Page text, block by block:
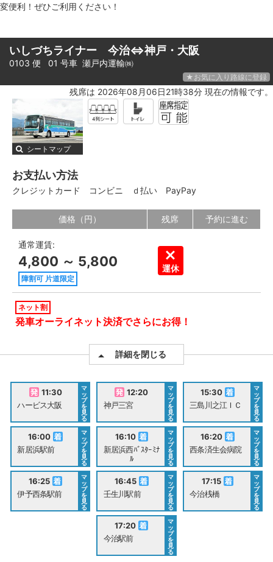
変便利！ぜひご利用ください！
いしづちライナー 今治⇔神戸・大阪
0103 便 01 号車 瀬戸内運輸㈱
★お気に入り路線に登録
残席は 2026年08月06日21時38分 現在の情報です。
シートマップ
お支払い方法
クレジットカード コンビニ ｄ払い PayPay
価格（円） 残席 予約に進む
通常運賃:
4,800 ～ 5,800
障割可 片道限定
運休
ネット割
発車オーライネット決済でさらにお得！
詳細を閉じる
11:30
ハービス大阪
マ
ッ
プ
を
見
る
12:20
神戸三宮
マ
ッ
プ
を
見
る
15:30
三島川之江ＩＣ
マ
ッ
プ
を
見
る
16:00
新居浜駅前
マ
ッ
プ
を
見
る
16:10
新居浜西ﾊﾞｽﾀｰﾐﾅ
ﾙ
マ
ッ
プ
を
見
る
16:20
西条済生会病院
マ
ッ
プ
を
見
る
16:25
伊予西条駅前
マ
ッ
プ
を
見
る
16:45
壬生川駅前
マ
ッ
プ
を
見
る
17:15
今治桟橋
マ
ッ
プ
を
見
る
17:20
今治駅前
マ
ッ
プ
を
見
る